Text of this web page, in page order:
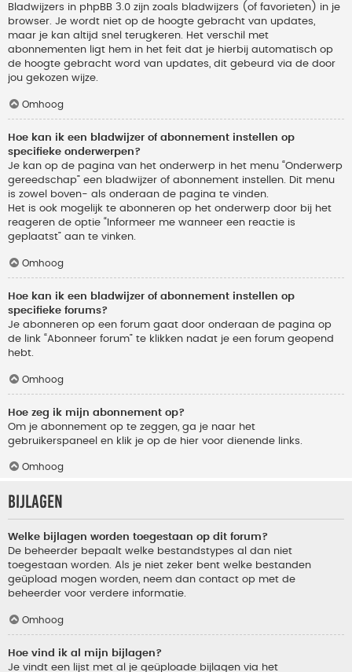
Bladwijzers in phpBB 3.0 zijn zoals bladwijzers (of favorieten) in je
browser. Je wordt niet op de hoogte gebracht van updates,
maar je kan altijd snel terugkeren. Het verschil met
abonnementen ligt hem in het feit dat je hierbij automatisch op
de hoogte gebracht word van updates, dit gebeurd via de door
jou gekozen wijze.
Omhoog
Hoe kan ik een bladwijzer of abonnement instellen op
specifieke onderwerpen?
Je kan op de pagina van het onderwerp in het menu “Onderwerp
gereedschap” een bladwijzer of abonnement instellen. Dit menu
is zowel boven- als onderaan de pagina te vinden.
Het is ook mogelijk te abonneren op het onderwerp door bij het
reageren de optie “Informeer me wanneer een reactie is
geplaatst” aan te vinken.
Omhoog
Hoe kan ik een bladwijzer of abonnement instellen op
specifieke forums?
Je abonneren op een forum gaat door onderaan de pagina op
de link “Abonneer forum” te klikken nadat je een forum geopend
hebt.
Omhoog
Hoe zeg ik mijn abonnement op?
Om je abonnement op te zeggen, ga je naar het
gebruikerspaneel en klik je op de hier voor dienende links.
Omhoog
Bijlagen
Welke bijlagen worden toegestaan op dit forum?
De beheerder bepaalt welke bestandstypes al dan niet
toegestaan worden. Als je niet zeker bent welke bestanden
geüpload mogen worden, neem dan contact op met de
beheerder voor verdere informatie.
Omhoog
Hoe vind ik al mijn bijlagen?
Je vindt een lijst met al je geüploade bijlagen via het